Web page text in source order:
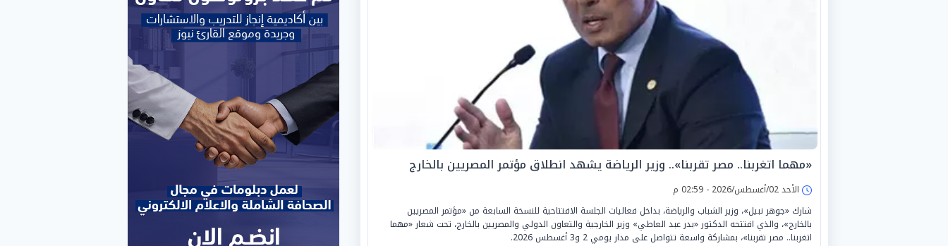
«مهما اتغربنا.. مصر تقربنا».. وزير الرياضة يشهد انطلاق مؤتمر المصريين بالخارج
الأحد 02/أغسطس/2026 - 02:59 م
شارك «جوهر نبيل»، وزير الشباب والرياضة، بداخل فعاليات الجلسة الافتتاحية للنسخة السابعة من «مؤتمر المصريين
بالخارج»، والذي افتتحه الدكتور «بدر عبد العاطي» وزير الخارجية والتعاون الدولي والمصريين بالخارج، تحت شعار «مهما
اتغربنا.. مصر تقربنا»، بمشاركة واسعة تتواصل على مدار يومي 2 و3 أغسطس 2026.